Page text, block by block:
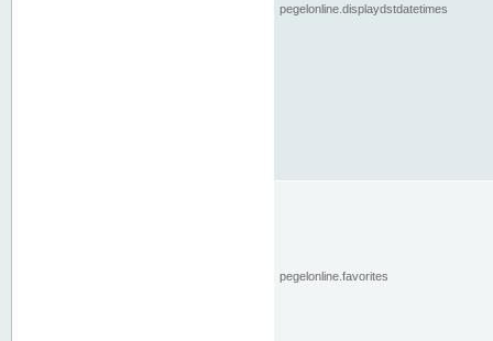
pegelonline.displaydstdatetimes
pegelonline.favorites